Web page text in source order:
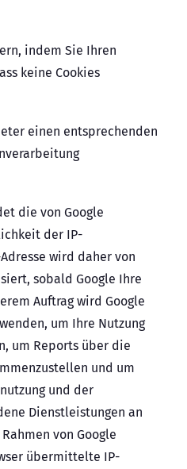
indem Sie Ihren
keine Cookies
einen entsprechenden
die von Google
der IP-
wird daher von
sobald Google Ihre
Auftrag wird Google
um Ihre Nutzung
um Reports über die
und um
und der
Dienstleistungen an
von Google
übermittelte IP-